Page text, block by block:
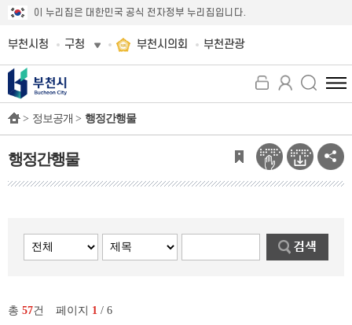
이 누리집은 대한민국 공식 전자정부 누리집입니다.
부천시청 구청 부천시의회 부천관광
전
체
뉴
보
기
> 정보공개 > 행정간행물
행정간행물
총 57건 페이지 1 / 6